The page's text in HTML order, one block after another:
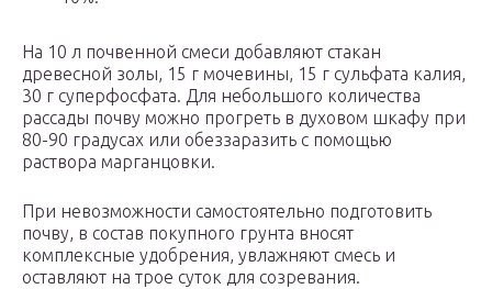
На 10 л почвенной смеси добавляют стакан
древесной золы, 15 г мочевины, 15 г сульфата калия,
30 г суперфосфата. Для небольшого количества
рассады почву можно прогреть в духовом шкафу при
80-90 градусах или обеззаразить с помощью
раствора марганцовки.
При невозможности самостоятельно подготовить
почву, в состав покупного грунта вносят
комплексные удобрения, увлажняют смесь и
оставляют на трое суток для созревания.